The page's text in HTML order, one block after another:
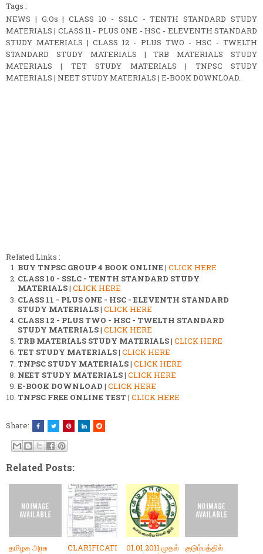
Tags :
NEWS | G.Os | CLASS 10 - SSLC - TENTH STANDARD STUDY
MATERIALS | CLASS 11 - PLUS ONE - HSC - ELEVENTH STANDARD
STUDY MATERIALS | CLASS 12 - PLUS TWO - HSC - TWELTH
STANDARD STUDY MATERIALS | TRB MATERIALS STUDY
MATERIALS | TET STUDY MATERIALS | TNPSC STUDY
MATERIALS | NEET STUDY MATERIALS | E-BOOK DOWNLOAD.
Related Links :
BUY TNPSC GROUP 4 BOOK ONLINE | CLICK HERE
CLASS 10 - SSLC - TENTH STANDARD STUDY
MATERIALS| CLICK HERE
CLASS 11 - PLUS ONE - HSC - ELEVENTH STANDARD
STUDY MATERIALS| CLICK HERE
CLASS 12 - PLUS TWO - HSC - TWELTH STANDARD
STUDY MATERIALS| CLICK HERE
TRB MATERIALS STUDY MATERIALS| CLICK HERE
TET STUDY MATERIALS| CLICK HERE
TNPSC STUDY MATERIALS| CLICK HERE
NEET STUDY MATERIALS| CLICK HERE
E-BOOK DOWNLOAD | CLICK HERE
TNPSC FREE ONLINE TEST | CLICK HERE
Share:
Related Posts:
தமிழக அரசு
CLARIFICATI
01.01.2011 முதல்
குடும்பத்தில்